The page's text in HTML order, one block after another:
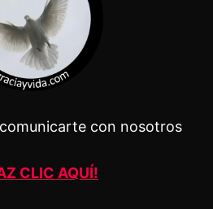
con nosotros
CLIC AQUÍ!